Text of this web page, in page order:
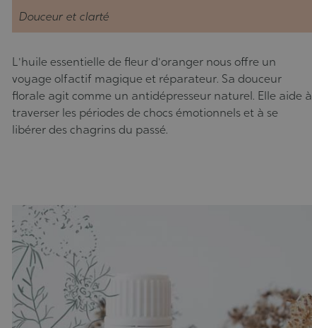
Douceur et clarté
L'huile essentielle de fleur d'oranger nous offre un
voyage olfactif magique et réparateur. Sa douceur
florale agit comme un antidépresseur naturel. Elle aide à
traverser les périodes de chocs émotionnels et à se
libérer des chagrins du passé.